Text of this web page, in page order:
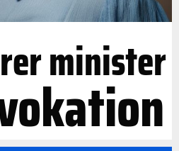
minister